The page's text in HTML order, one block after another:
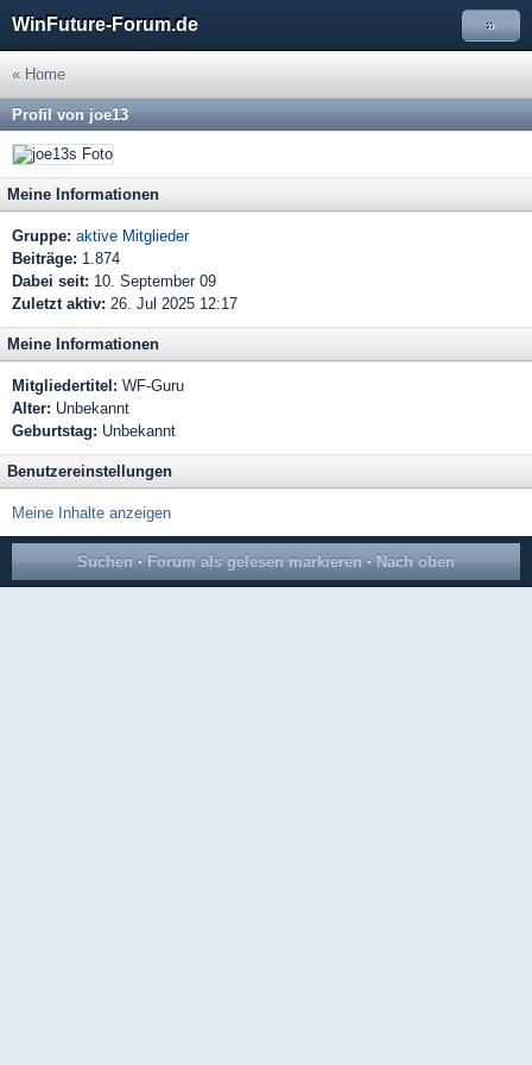
WinFuture-Forum.de »
« Home
Profil von joe13
Meine Informationen
Gruppe: aktive Mitglieder
Beiträge: 1.874
Dabei seit: 10. September 09
Zuletzt aktiv: 26. Jul 2025 12:17
Meine Informationen
Mitgliedertitel: WF-Guru
Alter: Unbekannt
Geburtstag: Unbekannt
Benutzereinstellungen
Meine Inhalte anzeigen
Suchen · Forum als gelesen markieren · Nach oben